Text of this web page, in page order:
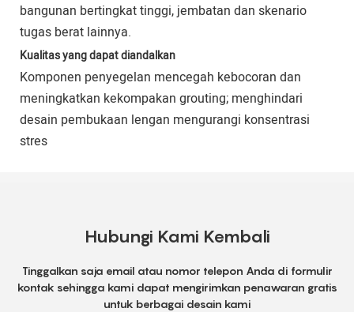
bangunan bertingkat tinggi, jembatan dan skenario
tugas berat lainnya.
Kualitas yang dapat diandalkan
Komponen penyegelan mencegah kebocoran dan
meningkatkan kekompakan grouting; menghindari
desain pembukaan lengan mengurangi konsentrasi
stres
Hubungi Kami Kembali
Tinggalkan saja email atau nomor telepon Anda di formulir
kontak sehingga kami dapat mengirimkan penawaran gratis
untuk berbagai desain kami